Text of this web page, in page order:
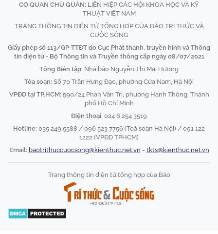
CƠ QUAN CHỦ QUẢN: LIÊN HIỆP CÁC HỘI KHOA HỌC VÀ KỸ
THUẬT VIỆT NAM
TRANG THÔNG TIN ĐIỆN TỬ TỔNG HỢP CỦA BÁO TRI THỨC VÀ
CUỘC SỐNG
Giấy phép số 113/GP-TTĐT do Cục Phát thanh, truyền hình và Thông
tin điện tử - Bộ Thông tin và Truyền thông cấp ngày 08/07/2021
Tổng Biên tập: Nhà báo Nguyễn Thị Mai Hương
Tòa soạn: Số 70 Trần Hưng Đạo, phường Cửa Nam, Hà Nội
VPĐD tại TP.HCM: 590/24 Phan Văn Trị, phường Hạnh Thông, Thành
phố Hồ Chí Minh
Điện thoại: 024 6 254 3519
Hotline: 035 249 5588 / 096 523 7756 (Toà soạn Hà Nội) / 091 122
1222 (VPĐD TPHCM)
Email: baotrithuccuocsong@kienthuc.net.vn - tkts@kienthuc.net.vn
Trang thông tin điện tử tổng hợp của Báo